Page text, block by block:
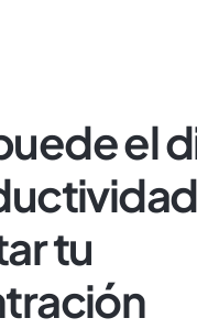
el
tu